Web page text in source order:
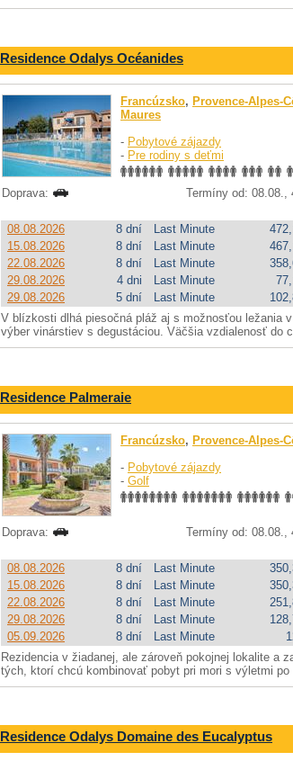
Residence Odalys Océanides
Francúzsko, Provence-Alpes-
Maures
- Pobytové zájazdy
- Pre rodiny s deťmi
Doprava:
Termíny od: 08.08.,
08.08.2026 8 dní Last Minute
15.08.2026
8 dní Last Minute
22.08.2026
8 dní Last Minute
29.08.2026
4 dni Last Minute
29.08.2026
5 dní Last Minute
V blízkosti dlhá piesočná pláž aj s možnosťou ležania
výber vinárstiev s degustáciou. Väčšia vzdialenosť do
Residence Palmeraie
Francúzsko, Provence-Alpes-
- Pobytové zájazdy
- Golf
Doprava:
Termíny od: 08.08.,
08.08.2026 8 dní Last Minute
15.08.2026
8 dní Last Minute
22.08.2026
8 dní Last Minute
29.08.2026
8 dní Last Minute
05.09.2026
8 dní Last Minute
Rezidencia v žiadanej, ale zároveň pokojnej lokalite a
tých, ktorí chcú kombinovať pobyt pri mori s výletmi po
Residence Odalys Domaine des Eucalyptus